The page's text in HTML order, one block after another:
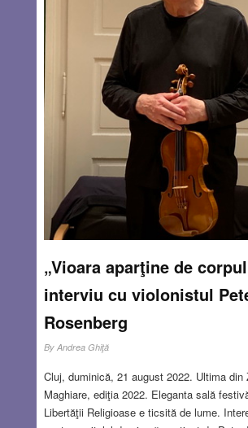
„Vioara aparţine de
interviu cu violonistul
Rosenberg
By Andrea Ghiţă
Cluj, duminică, 21 august 2022. Ultima din
Maghiare, ediţia 2022. Eleganta sală
Libertăţii Religioase e ticsită de lume.